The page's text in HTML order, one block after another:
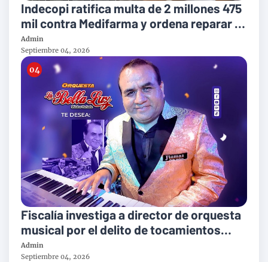
Indecopi ratifica multa de 2 millones 475
mil contra Medifarma y ordena reparar a
victimas del suero defectuoso
Admin
Septiembre 04, 2026
Fiscalía investiga a director de orquesta
musical por el delito de tocamientos
indebidos
Admin
Septiembre 04, 2026